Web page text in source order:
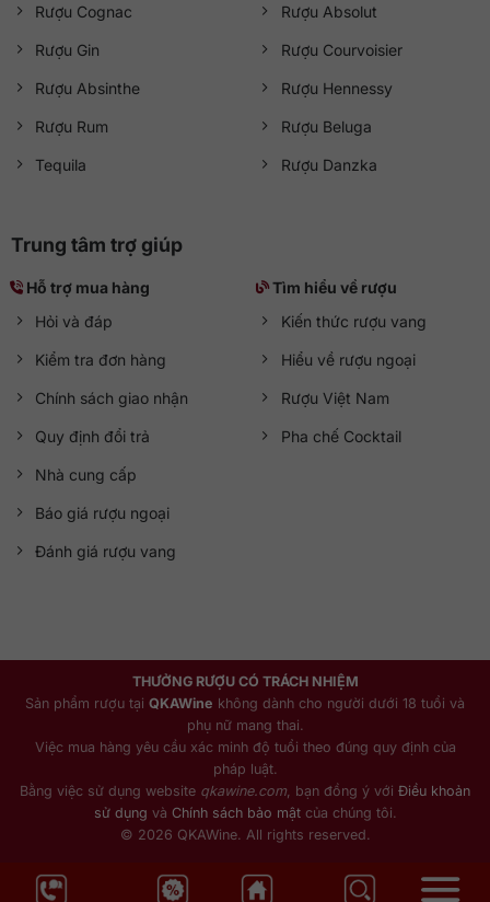
Rượu Cognac
Rượu Gin
Rượu Absinthe
Rượu Rum
Tequila
Rượu Absolut
Rượu Courvoisier
Rượu Hennessy
Rượu Beluga
Rượu Danzka
Trung tâm trợ giúp
Hỗ trợ mua hàng
Hỏi và đáp
Kiểm tra đơn hàng
Chính sách giao nhận
Quy định đổi trả
Nhà cung cấp
Báo giá rượu ngoại
Đánh giá rượu vang
Tìm hiểu về rượu
Kiến thức rượu vang
Hiểu về rượu ngoại
Rượu Việt Nam
Pha chế Cocktail
THƯỞNG RƯỢU CÓ TRÁCH NHIỆM
Sản phẩm rượu tại QKAWine không dành cho người dưới 18 tuổi và
phụ nữ mang thai.
Việc mua hàng yêu cầu xác minh độ tuổi theo đúng quy định của
pháp luật.
Bằng việc sử dụng website qkawine.com , bạn đồng ý với Điều khoản
sử dụng và Chính sách bảo mậtcủa chúng tôi.
© 2026 QKAWine. All rights reserved.